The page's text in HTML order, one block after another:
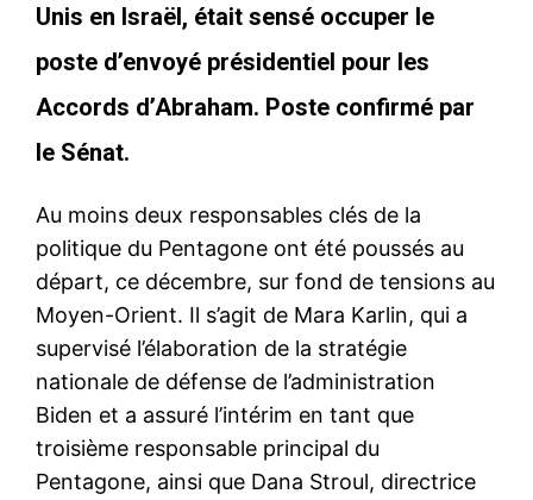
Unis en Israël, était sensé occuper le
poste d’envoyé présidentiel pour les
Accords d’Abraham. Poste confirmé par
le Sénat.
Au moins deux responsables clés de la
politique du Pentagone ont été poussés au
départ, ce décembre, sur fond de tensions au
Moyen-Orient. Il s’agit de Mara Karlin, qui a
supervisé l’élaboration de la stratégie
nationale de défense de l’administration
Biden et a assuré l’intérim en tant que
troisième responsable principal du
Pentagone, ainsi que Dana Stroul, directrice